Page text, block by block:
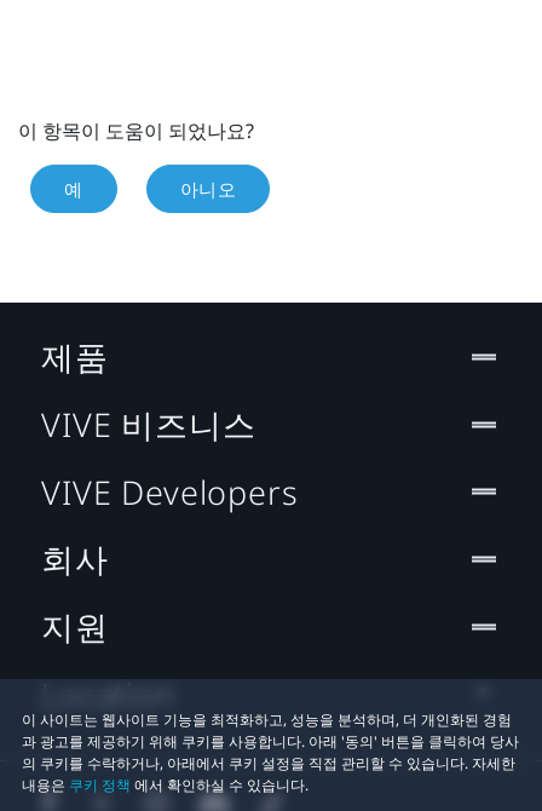
이 항목이 도움이 되었나요?
예 아니오
이 사이트는 웹사이트 기능을 최적화하고, 성능을 분석하며, 더 개인화된 경험
과 광고를 제공하기 위해 쿠키를 사용합니다. 아래 '동의' 버튼을 클릭하여 당사
의 쿠키를 수락하거나, 아래에서 쿠키 설정을 직접 관리할 수 있습니다. 자세한
내용은 쿠키 정책 에서 확인하실 수 있습니다.
제품
VIVE 비즈니스
VIVE Developers
회사
지원
Location